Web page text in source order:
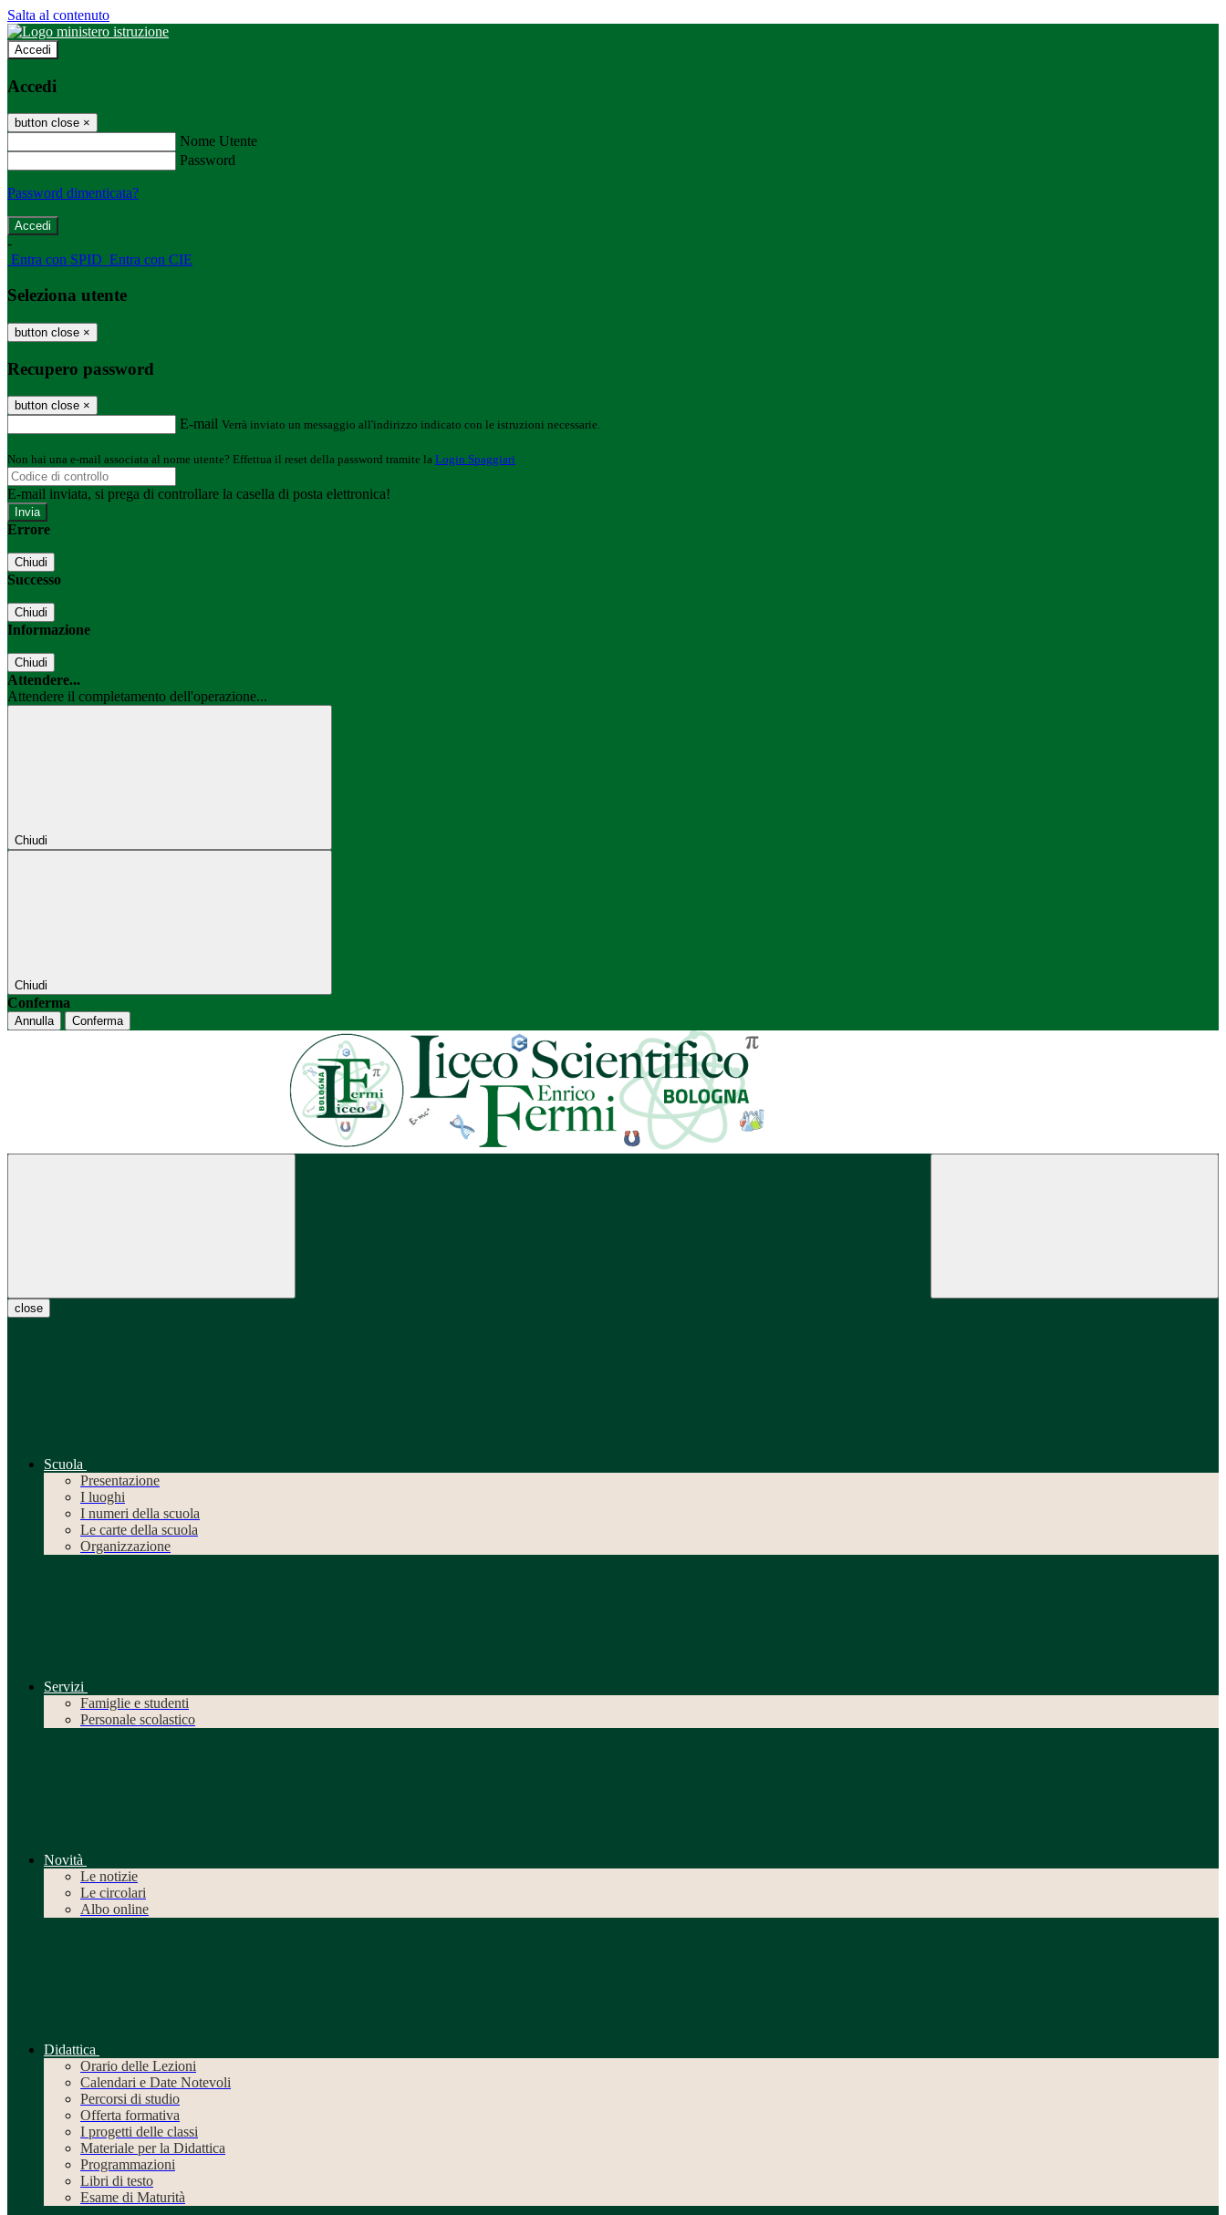
Salta al contenuto
Accedi
Accedi
button close ×
Nome Utente
Password
Password dimenticata?
-
Entra con SPID Entra con CIE
Seleziona utente
button close ×
Recupero password
button close ×
E-mail Verrà inviato un messaggio all'indirizzo indicato con le istruzioni necessarie.
Non hai una e-mail associata al nome utente? Effettua il reset della password tramite la Login Spaggiari
E-mail inviata, si prega di controllare la casella di posta elettronica!
Errore
Chiudi
Successo
Chiudi
Informazione
Chiudi
Attendere...
Attendere il completamento dell'operazione...
Chiudi
Chiudi
Conferma
Annulla Conferma
close
Scuola
Presentazione
I luoghi
I numeri della scuola
Le carte della scuola
Organizzazione
Servizi
Famiglie e studenti
Personale scolastico
Novità
Le notizie
Le circolari
Albo online
Didattica
Orario delle Lezioni
Calendari e Date Notevoli
Percorsi di studio
Offerta formativa
I progetti delle classi
Materiale per la Didattica
Programmazioni
Libri di testo
Esame di Maturità